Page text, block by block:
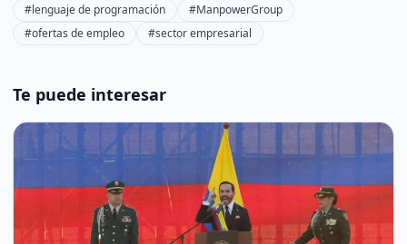
#lenguaje de programación
#ManpowerGroup
#ofertas de empleo
#sector empresarial
Te puede interesar